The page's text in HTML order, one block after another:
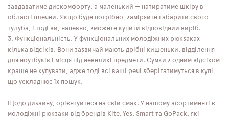
завдаватиме дискомфорту, а маленький — натиратиме шкіру в
області плечей. Якщо буде потрібно, заміряйте габарити свого
тулуба, і тоді ви, напевно, зможете купити відповідний виріб.
Функціональність. У функціональних молодіжних рюкзаках
кілька відсіків. Вони зазвичай мають дрібні кишеньки, відділення
для ноутбуків і місця під невеликі предмети. Сумки з одним відсіком
краще не купувати, адже тоді всі ваші речі зберігатимуться в купі,
що ускладнює їх пошук.
Щодо дизайну, орієнтуйтеся на свій смак. У нашому асортименті є
молодіжні рюкзаки від брендів Kite, Yes, Smart та GoPack, які